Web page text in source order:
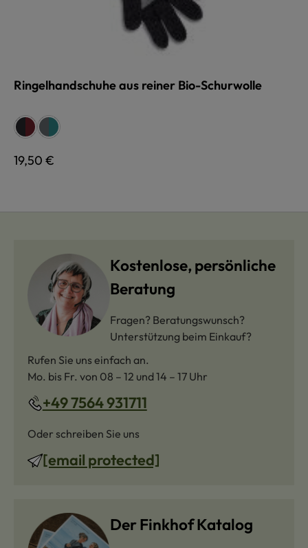
Ringelhandschuhe aus reiner Bio-Schurwolle
Farbe auswählen
anthrazit/rot
anthrazit/rot
anthrazit/türkis
anthrazit/türkis
Regulärer Preis:
19,50 €
Kostenlose, persönliche
Beratung
Fragen? Beratungswunsch?
Unterstützung beim Einkauf?
Rufen Sie uns einfach an.
Mo. bis Fr. von 08 – 12 und 14 – 17 Uhr
+49 7564 931711
Oder schreiben Sie uns
[email protected]
Der Finkhof Katalog